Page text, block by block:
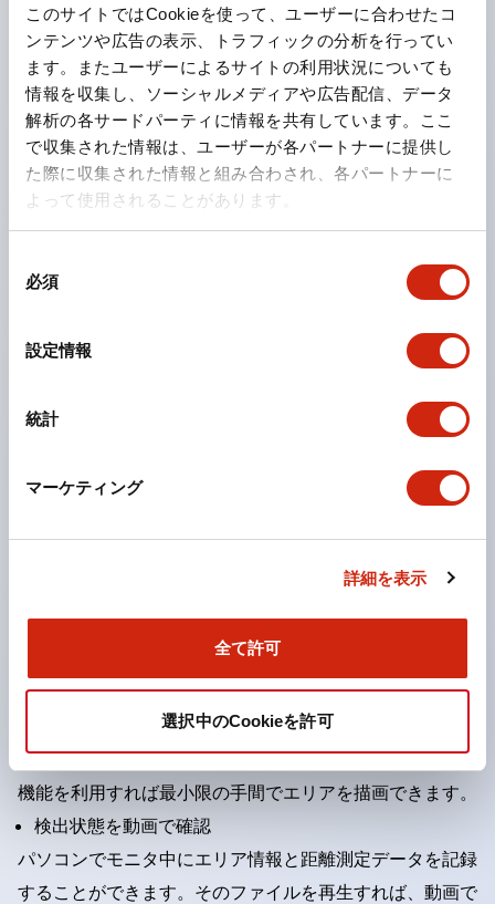
このサイトではCookieを使って、ユーザーに合わせたコ
ンテンツや広告の表示、トラフィックの分析を行ってい
ます。またユーザーによるサイトの利用状況についても
情報を収集し、ソーシャルメディアや広告配信、データ
解析の各サードパーティに情報を共有しています。ここ
で収集された情報は、ユーザーが各パートナーに提供し
た際に収集された情報と組み合わされ、各パートナーに
よって使用されることがあります。
必須
設定情報
統計
マーケティング
詳細を表示
全て許可
選択中のCookieを許可
リファレンスモニタ機能が可能なため、位置ずれや扉の開
閉などの状態変化を検知して安全確保できます。
ワーク搬入口の安全対策が可能。さらにミューティング
時の停止から復旧が簡単
衝突防止
衝突による人的災害や急停止による荷崩れを防止します。
無人搬送車（AGV）などで、周囲環境に合わせて最大32
最適な防護を実現します。
安全防護しながら距離測定データをEthernetポートから
外部出力機器の監視
ユーザインターフェイスに配慮した設定や、保守メンテナ
ンスを支援する多彩な機能を搭載しています。
防護エリア設定を支援します。
ティーチング機能により、壁や柱などの障害物を参照して
自動的に防護エリアを設定できます。複雑な背景でもこの
機能を利用すれば最小限の手間でエリアを描画できます。
検出状態を動画で確認
パソコンでモニタ中にエリア情報と距離測定データを記録
することができます。そのファイルを再生すれば、動画で